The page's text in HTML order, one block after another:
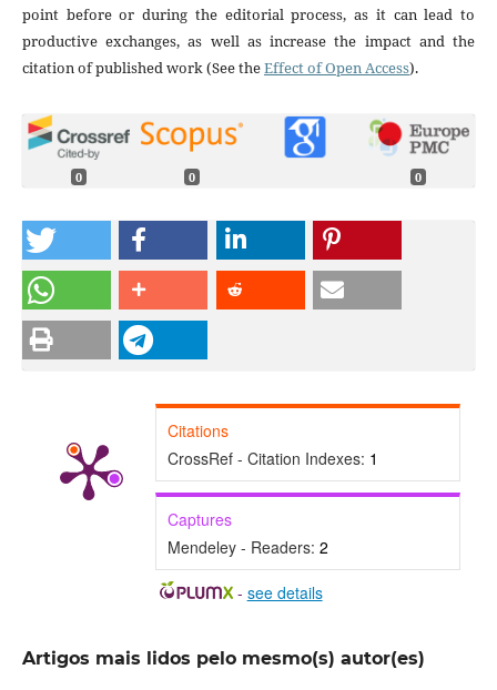
point before or during the editorial process, as it can lead to
productive exchanges, as well as increase the impact and the
citation of published work (See theEffect of Open Access).
0 0 0
Citations
CrossRef - Citation Indexes: 1
Captures
Mendeley - Readers: 2
- see details
Artigos mais lidos pelo mesmo(s) autor(es)